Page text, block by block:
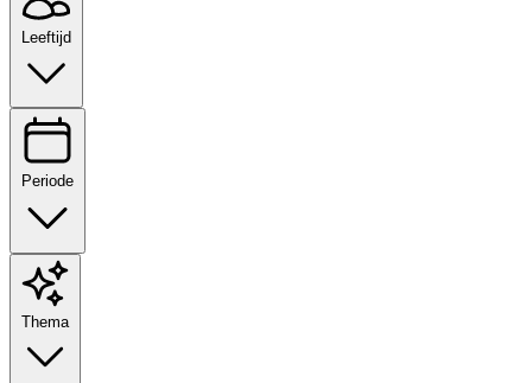
Leeftijd
Periode
Thema